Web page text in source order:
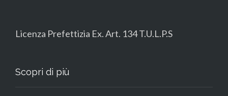
Licenza Prefettizia Ex. Art. 134 T.U.L.P.S
Scopri di più